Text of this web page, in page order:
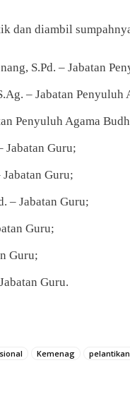
dan diambil
S.Pd. – Jabatan
– Jabatan Penyuluh
Penyuluh Agama
Jabatan Guru;
Guru;
– Jabatan Guru;
Guru;
Guru;
Guru.
Kemenag